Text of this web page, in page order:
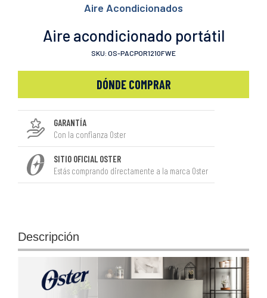
Aire Acondicionados
Aire acondicionado portátil
SKU: OS-PACPOR1210FWE
DÓNDE COMPRAR
GARANTÍA
Con la confianza Oster
SITIO OFICIAL OSTER
Estás comprando directamente a la marca Oster
Descripción